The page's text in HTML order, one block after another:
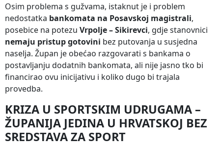
Osim problema s gužvama, istaknut je i problem
nedostatka bankomata na Posavskoj magistrali,
posebice na potezu Vrpolje – Sikirevci, gdje stanovnici
nemaju pristup gotovini bez putovanja u susjedna
naselja. Župan je obećao razgovarati s bankama o
postavljanju dodatnih bankomata, ali nije jasno tko bi
financirao ovu inicijativu i koliko dugo bi trajala
provedba.
KRIZA U SPORTSKIM UDRUGAMA –
ŽUPANIJA JEDINA U HRVATSKOJ BEZ
SREDSTAVA ZA SPORT